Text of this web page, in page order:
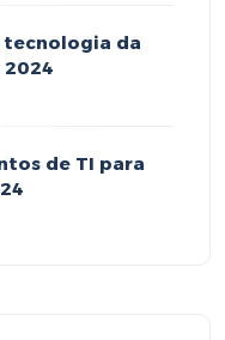
tecnologia da
de TI para